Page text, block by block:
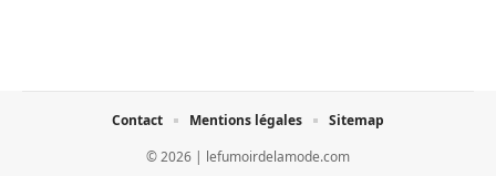
© 2026 | lefumoirdelamode.com
Contact Mentions légales Sitemap